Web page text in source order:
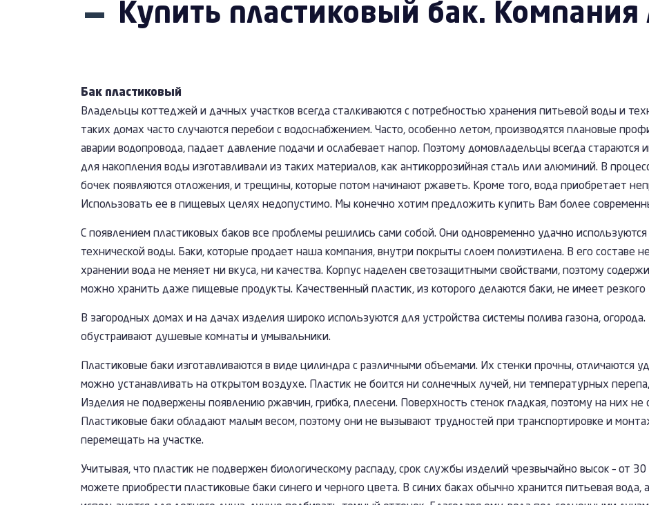
Купить пластиковый бак.
Бак пластиковый
Владельцы коттеджей и дачных участков всегда сталкиваются с потребностью хранения питьевой воды и
таких домах часто случаются перебои с водоснабжением. Часто, особенно летом, производятся плановые
аварии водопровода, падает давление подачи и ослабевает напор. Поэтому домовладельцы всегда стараются
для накопления воды изготавливали из таких материалов, как антикоррозийная сталь или алюминий. В
бочек появляются отложения, и трещины, которые потом начинают ржаветь. Кроме того, вода приобретает
Использовать ее в пищевых целях недопустимо. Мы конечно хотим предложить купить Вам более
С появлением пластиковых баков все проблемы решились сами собой. Они одновременно удачно
технической воды. Баки, которые продает наша компания, внутри покрыты слоем полиэтилена. В его составе
хранении вода не меняет ни вкуса, ни качества. Корпус наделен светозащитными свойствами, поэтому
можно хранить даже пищевые продукты. Качественный пластик, из которого делаются баки, не имеет резкого
В загородных домах и на дачах изделия широко используются для устройства системы полива газона,
обустраивают душевые комнаты и умывальники.
Пластиковые баки изготавливаются в виде цилиндра с различными объемами. Их стенки прочны, отличаются
можно устанавливать на открытом воздухе. Пластик не боится ни солнечных лучей, ни температурных
Изделия не подвержены появлению ржавчин, грибка, плесени. Поверхность стенок гладкая, поэтому на них
Пластиковые баки обладают малым весом, поэтому они не вызывают трудностей при транспортировке и
перемещать на участке.
Учитывая, что пластик не подвержен биологическому распаду, срок службы изделий чрезвычайно высок – от
можете приобрести пластиковые баки синего и черного цвета. В синих баках обычно хранится питьевая вода,